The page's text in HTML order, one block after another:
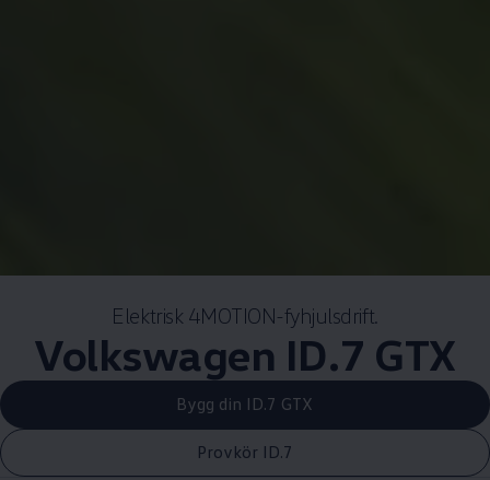
Elektrisk 4MOTION-fyhjulsdrift.
Volkswagen ID.7 GTX
Bygg din ID.7 GTX
Provkör ID.7